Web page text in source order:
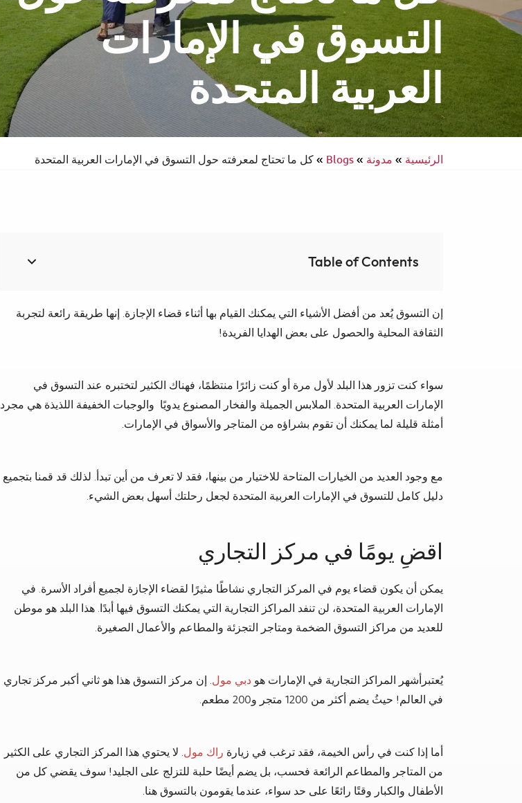
انتركونتيننتال سبا والدورف سفر يسهل الوصول إليه
التسوق في الإمارات
العربية المتحدة
الرئيسية»مدونة»
Blogs
»كل ما تحتاج لمعرفته حول التسوق في الإمارات العربية المتحدة
Table of Contents
إن التسوق يُعد من أفضل الأشياء التي يمكنك القيام بها أثناء قضاء الإجازة. إنها طريقة رائعة لتجربة
الثقافة المحلية والحصول على بعض الهدايا الفريدة!
سواء كنت تزور هذا البلد لأول مرة أو كنت زائرًا منتظمًا، فهناك الكثير لتختبره عند التسوق في
الإمارات العربية المتحدة. الملابس الجميلة والفخار المصنوع يدويًا والوجبات الخفيفة اللذيذة هي مجرد
أمثلة قليلة لما يمكنك أن تقوم بشراؤه من المتاجر والأسواق في الإمارات.
مع وجود العديد من الخيارات المتاحة للاختيار من بينها، فقد لا تعرف من أين تبدأ. لذلك قد قمنا بتجميع
دليل كامل للتسوق في الإمارات العربية المتحدة لجعل رحلتك أسهل بعض الشيء.
اقضِ يومًا في مركز التجاري
يمكن أن يكون قضاء يوم في المركز التجاري نشاطًا مثيرًا لقضاء الإجازة لجميع أفراد الأسرة. في
الإمارات العربية المتحدة، لن تنفد المراكز التجارية التي يمكنك التسوق فيها أبدًا. هذا البلد هو موطن
للعديد من مراكز التسوق الضخمة ومتاجر التجزئة والمطاعم والأعمال الصغيرة.
يُعتبرأشهر المراكز التجارية في الإمارات هودبي مول. إن مركز التسوق هذا هو ثاني أكبر مركز تجاري
في العالم! حيثُ يضم أكثر من 1200 متجر و200 مطعم.
أما إذا كنت في رأس الخيمة، فقد ترغب في زيارةراك مول. لا يحتوي هذا المركز التجاري على الكثير
من المتاجر والمطاعم الرائعة فحسب، بل يضم أيضًا حلبة للتزلج على الجليد! سوف يقضي كل من
الأطفال والكبار وقتًا رائعًا على حد سواء، عندما يقومون بالتسوق هنا.